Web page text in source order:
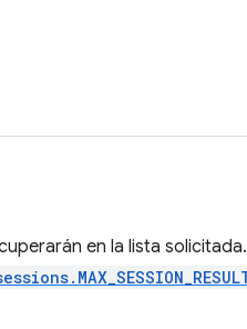
en la lista